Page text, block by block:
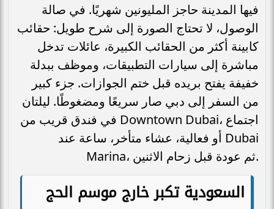
فيها المدينة حاجز المليونين شهريًا. في صالة
الوصول، لا تحتاج الصورة إلى شرح طويل: حقائب
كابينة أكثر من الحقائب الكبيرة، عائلات تدخل
مباشرة إلى سيارات التطبيقات، وموظف ببدلة
خفيفة يفتح بريده قبل ختم الجوازات. جزء كبير
من السفر إلى دبي صار سريعًا ومضغوطًا. ليلتان
في فندق قريب من Downtown Dubai، اجتماع
أو فعالية، عشاء متأخر، ساعة عند Dubai
Marina، ثم عودة قبل زحام الاثنين.
السعودية تكبر خارج موسم الحج